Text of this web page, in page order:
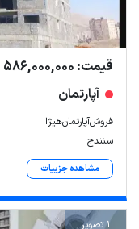
قیمت: 586,000,000 تومان
آپارتمان
فروش‌‌آپارتمان‌هیژا
سنندج
مشاهده جزییات
1 تصویر